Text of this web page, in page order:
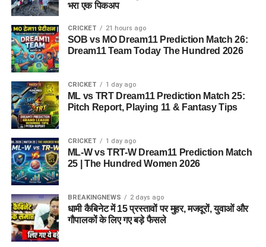
भरा एक पिकअप
CRICKET 21 hours ago
SOB vs MO Dream11 Prediction Match 26:
Dream11 Team Today The Hundred 2026
CRICKET 1 day ago
ML vs TRT Dream11 Prediction Match 25:
Pitch Report, Playing 11 & Fantasy Tips
CRICKET 1 day ago
ML-W vs TRT-W Dream11 Prediction Match
25 | The Hundred Women 2026
BREAKINGNEWS 2 days ago
धामी कैबिनेट में 15 प्रस्तावों पर मुहर, मजदूरों, युवाओं और
गौपालकों के लिए गए बड़े फैसले